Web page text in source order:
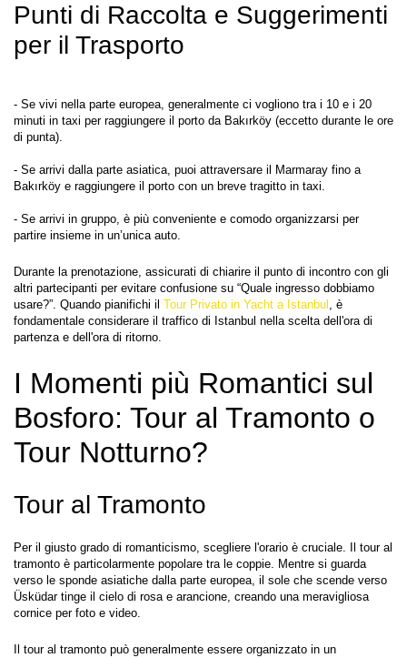
Punti di Raccolta e Suggerimenti
per il Trasporto
- Se vivi nella parte europea, generalmente ci vogliono tra i 10 e i 20
minuti in taxi per raggiungere il porto da Bakırköy (eccetto durante le ore
di punta).
- Se arrivi dalla parte asiatica, puoi attraversare il Marmaray fino a
Bakırköy e raggiungere il porto con un breve tragitto in taxi.
- Se arrivi in gruppo, è più conveniente e comodo organizzarsi per
Durante la prenotazione, assicurati di chiarire il punto di incontro con gli
altri partecipanti per evitare confusione su “Quale ingresso dobbiamo
usare?”. Quando pianifichi il Tour Privato in Yacht a Istanbul , è
fondamentale considerare il traffico di Istanbul nella scelta dell'ora di
partenza e dell'ora di ritorno.
I Momenti più Romantici sul
Bosforo: Tour al Tramonto o
Tour Notturno?
Tour al Tramonto
Per il giusto grado di romanticismo, scegliere l'orario è cruciale. Il tour al
tramonto è particolarmente popolare tra le coppie. Mentre si guarda
verso le sponde asiatiche dalla parte europea, il sole che scende verso
Üsküdar tinge il cielo di rosa e arancione, creando una meravigliosa
cornice per foto e video.
Il tour al tramonto può generalmente essere organizzato in un